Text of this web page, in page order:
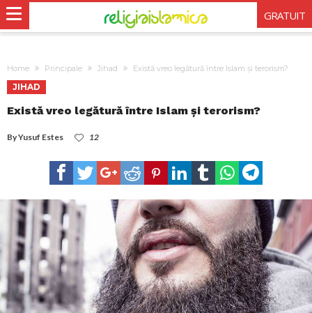
GRATUIT
Home Principale Jihad Există vreo legătură între Islam și terorism?
JIHAD
Există vreo legătură între Islam și terorism?
ByYusuf Estes 12